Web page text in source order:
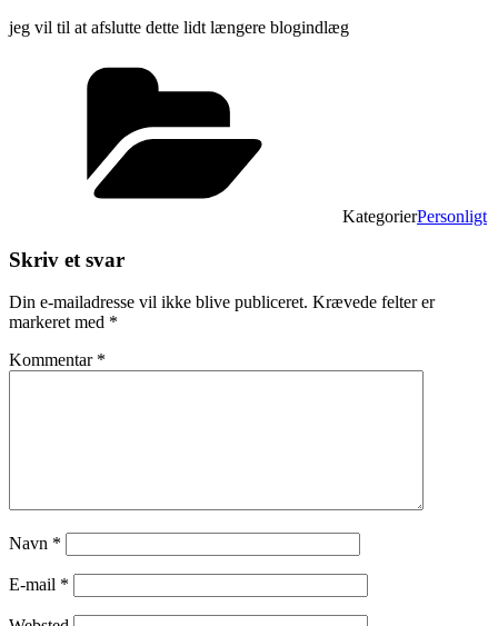
jeg vil til at afslutte dette lidt længere blogindlæg
KategorierPersonligt
Skriv et svar
Din e-mailadresse vil ikke blive publiceret. Krævede felter er
markeret med *
Kommentar *
Navn *
E-mail *